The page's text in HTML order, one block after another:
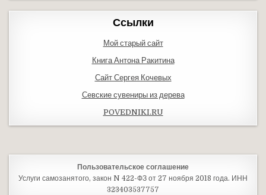
Ссылки
Мой старый сайт
Книга Антона Ракитина
Сайт Сергея Кочевых
Севские сувениры из дерева
POVEDNIKI.RU
Пользовательское соглашение
Услуги самозанятого, закон N 422-ФЗ от 27 ноября 2018 года. ИНН
323403537757